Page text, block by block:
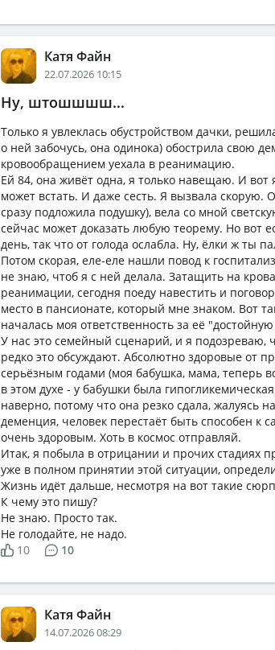
Катя Файн
22.07.2026 10:15
Ну, штошшшш...
Только я увлеклась обустройством дачки,
о ней забочусь, она одинока) обострила свою
кровообращением уехала в реанимацию.
Ей 84, она живёт одна, я только навещаю. И вот
может встать. И даже сесть. Я вызвала скорую.
сразу подложила подушку), вела со мной
сейчас может доказать любую теорему. Но вот
день, так что от голода ослабла. Ну, ёлки ж ты
Потом скорая, еле-еле нашли повод к
не знаю, чтоб я с ней делала. Затащить на
реанимации, сегодня поеду навестить и
место в пансионате, который мне знаком. Вот
началась моя ответственность за её
У нас это семейный сценарий, и я подозреваю,
редко это обсуждают. Абсолютно здоровые
серьёзным годами (моя бабушка, мама, теперь
в этом духе - у бабушки была
наверно, потому что она резко сдала, жалуясь
деменция, человек перестаёт быть способен к
очень здоровым. Хоть в космос отправляй.
Итак, я побыла в отрицании и прочих стадиях
уже в полном принятии этой ситуации,
Жизнь идёт дальше, несмотря на вот такие
К чему это пишу?
Не знаю. Просто так.
Не голодайте, не надо.
10
10
Катя Файн
14.07.2026 08:29